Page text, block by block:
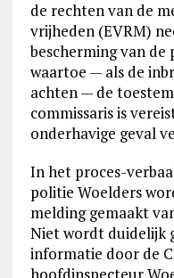
de rechten van de
vrijheden (EVRM)
bescherming van de
waartoe — als de
achten — de
commissaris is
onderhavige geval
In het proces-
politie Woelders
melding gemaakt
Niet wordt duidelijk
informatie door de